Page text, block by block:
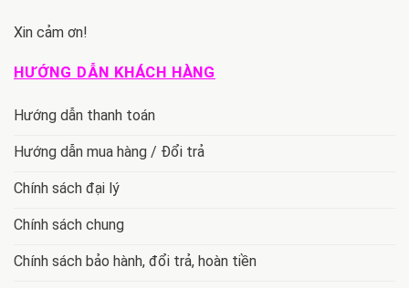
Xin cảm ơn!
HƯỚNG DẪN KHÁCH HÀNG
Hướng dẫn thanh toán
Hướng dẫn mua hàng / Đổi trả
Chính sách đại lý
Chính sách chung
Chính sách bảo hành, đổi trả, hoàn tiền